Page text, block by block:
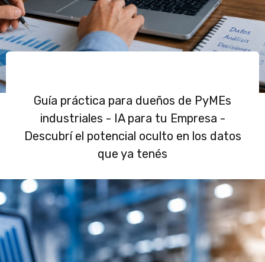
Guía práctica para dueños de PyMEs
industriales - IA para tu Empresa -
Descubrí el potencial oculto en los datos
que ya tenés